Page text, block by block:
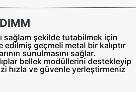
sağlam şekilde tutabilmek için
edilmiş geçmeli metal bir kalıptır
sunulmasını sağlar.
bellek modüllerini destekleyip
hızla ve güvenle yerleştirmeniz